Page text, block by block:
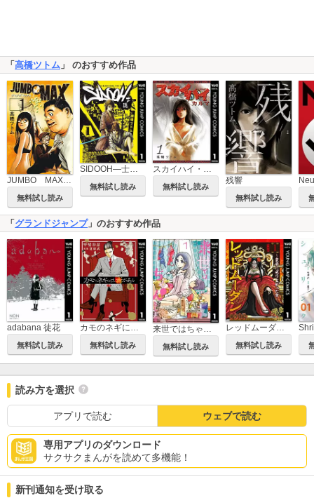
「高橋ツトム 」 のおすすめ作品
無料試し読み
SIDOOH―士道―
無料試し読み
スカイハイ・カルマ
無料試し読み
残響
無料試し読み
「 グランドジャンプ」のおすすめ作品
adabana 徒花
無料試し読み
カモのネギには毒がある 加茂教授の人間経済学講義
無料試し読み
来世ではちゃんとします
無料試し読み
レッドムーダン～皇帝に成り上がった女～
無料試し読み
読み方を選択
アプリで読む ウェブで読む
専用アプリのダウンロード
サクサクまんがを読めて多機能！
新刊通知を受け取る